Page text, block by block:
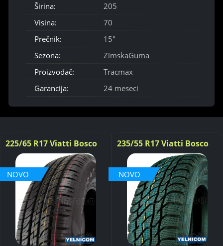
Širina:
205
Visina:
70
Prečnik:
15"
Sezona:
ZimskaGuma
Proizvođač:
Tracmax
Garancija:
24 meseci
225/65 R17 Viatti Bosco
A/T V-237 102H
NOVO
235/55 R17 Viatti Bosco
V-526 99T
NOVO